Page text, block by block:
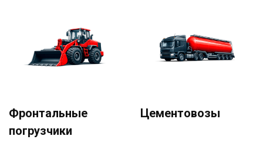
Фронтальные
погрузчики
Цементовозы